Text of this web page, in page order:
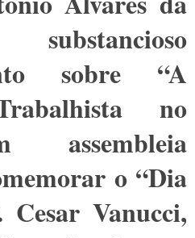
sobre “A
no
assembleia
o “Dia
Vanucci,